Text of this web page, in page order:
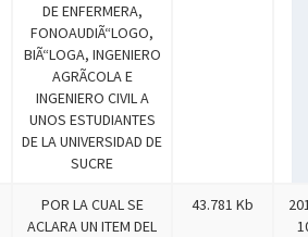
DE ENFERMERA,
FONOAUDIÃ“LOGO,
BIÃ“LOGA, INGENIERO
AGRÃCOLA E
INGENIERO CIVIL A
UNOS ESTUDIANTES
DE LA UNIVERSIDAD DE
SUCRE
POR LA CUAL SE
ACLARA UN ITEM DEL
43.781 Kb